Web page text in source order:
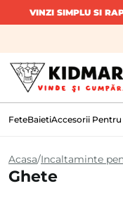
VINZI SIMPLU SI
FeteBaietiAccesorii
Acasa Incaltaminte
Ghete